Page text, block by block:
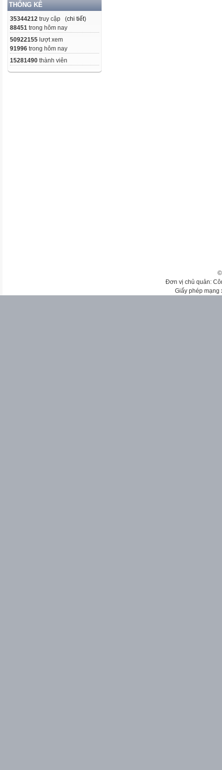
THỐNG KÊ
35344212 truy cập (chi tiết)
88451 trong hôm nay
50922155 lượt xem
91996 trong hôm nay
15281490 thành viên
Đơn vị chủ quản:
Giấy phép mạng